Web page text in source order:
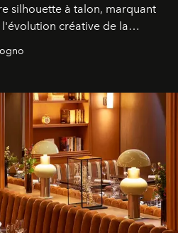
silhouette à talon, marquant
créative de la